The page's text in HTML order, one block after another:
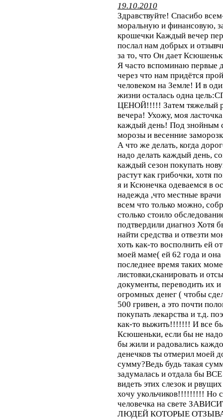
19.10.2010
Здравствуйте! Спасибо
моральную и финансовую,
крошечки Каждый вечер
послал нам добрых и
за то, что Он дает
Я часто вспоминаю первые
через что нам придётся
человеком на Земле! И в
жизни осталась одна
ЦЕНОЙ!!!!! Затем тяжелый
вечера! Ухожу, моя
каждый день! Под знойным
морозы и весенние
А что же делать, когда
надо делать каждый день,
каждый сезон покупать
растут как грибочки, хотя
я и Ксюнечка одеваемся в
надежда ,что местные
всем что только можно,
столько стоило
подтвердили диагноз Хотя
найти средства и отвезти
хоть как-то восполнить ей
моей маме( ей 62 года и она
последнее время таких
листовки,сканировать и
документы, переводить их и
огромных денег ( чтобы
500 гривен, а это почти
покупать лекарства и т.д.
как-то выжить!!!!!!! И все
Ксюшеньки, если бы не
бы жили и радовались
денечков ты отмерил моей
сумму?Ведь будь такая
задумалась и отдала бы
видеть этих слезок и
хочу укольчиков!!!!!!!!! Но
человечка на свете
ЛЮДЕЙ КОТОРЫЕ